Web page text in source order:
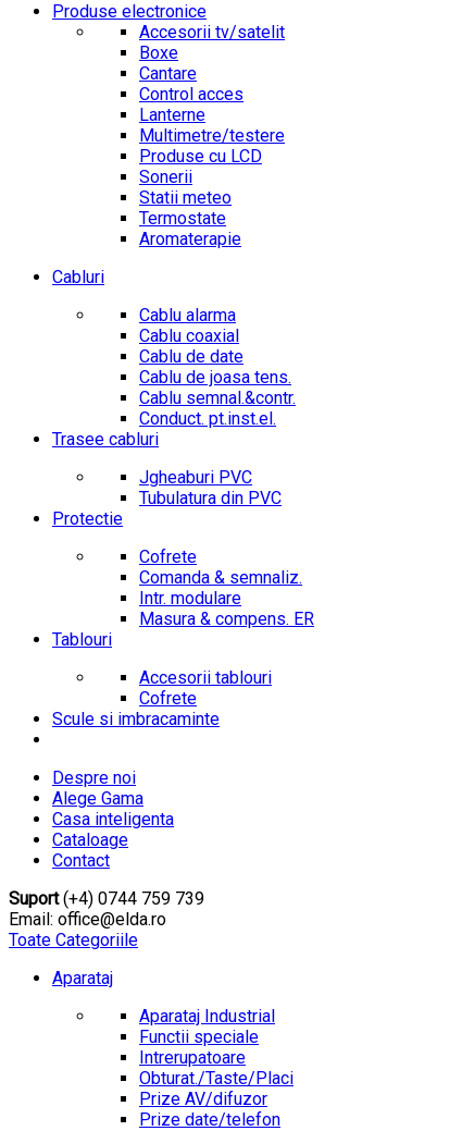
Produse electronice
Accesorii tv/satelit
Boxe
Cantare
Control acces
Lanterne
Multimetre/testere
Produse cu LCD
Sonerii
Statii meteo
Termostate
Aromaterapie
Cabluri
Cablu alarma
Cablu coaxial
Cablu de date
Cablu de joasa tens.
Cablu semnal.&contr.
Conduct. pt.inst.el.
Trasee cabluri
Jgheaburi PVC
Tubulatura din PVC
Protectie
Cofrete
Comanda & semnaliz.
Intr. modulare
Masura & compens. ER
Tablouri
Accesorii tablouri
Cofrete
Scule si imbracaminte
Despre noi
Alege Gama
Casa inteligenta
Cataloage
Contact
Suport(+4) 0744 759 739
Email: office@elda.ro
Toate Categoriile
Aparataj
Aparataj Industrial
Functii speciale
Intrerupatoare
Obturat./Taste/Placi
Prize AV/difuzor
Prize date/telefon